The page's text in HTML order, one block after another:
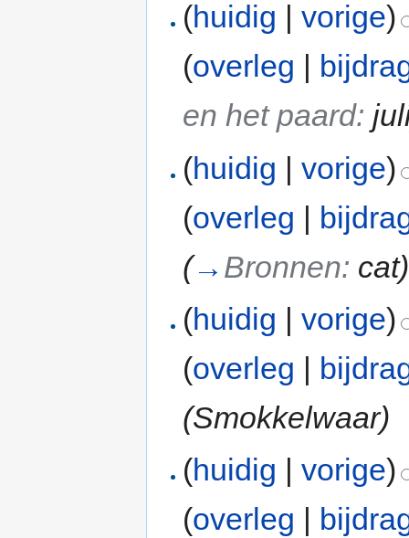
(huidig |vorige)
(overleg |
en het paard:
(huidig |vorige)
(overleg |
(→ Bronnen: cat)
(huidig |vorige)
(overleg |
(Smokkelwaar)
(huidig |vorige)
(overleg